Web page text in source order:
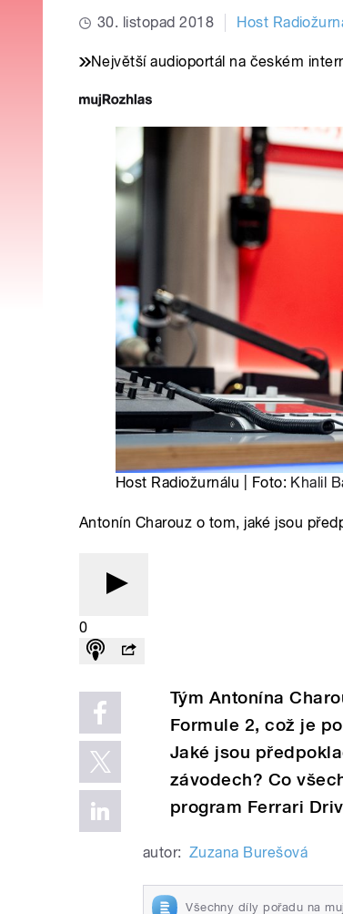
30. listopad 2018 Host
Největší audioportál na českém
Host Radiožurnálu | Foto: Khalil
Antonín Charouz o tom, jaké jsou
0
Tým Antonína
Formule 2, což je
Jaké jsou
závodech? Co
program Ferrari
autor: Zuzana Burešová
Všechny díly pořadu na